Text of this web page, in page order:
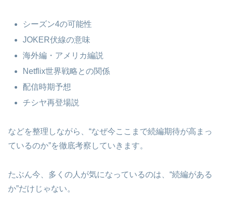
シーズン4の可能性
JOKER伏線の意味
海外編・アメリカ編説
Netflix世界戦略との関係
配信時期予想
チシヤ再登場説
などを整理しながら、“なぜ今ここまで続編期待が高まっ
ているのか”を徹底考察していきます。
たぶん今、多くの人が気になっているのは、“続編がある
か”だけじゃない。